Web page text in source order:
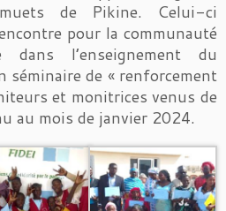
de Pikine. Celui-ci
pour la communauté
dans l’enseignement du
séminaire de « renforcement
et monitrices venus de
au mois de janvier 2024.